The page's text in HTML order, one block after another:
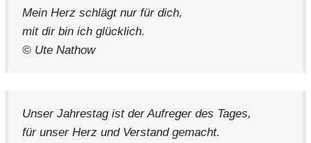
Mein Herz schlägt nur für dich,
mit dir bin ich glücklich.
© Ute Nathow
Unser Jahrestag ist der Aufreger des Tages,
für unser Herz und Verstand gemacht.